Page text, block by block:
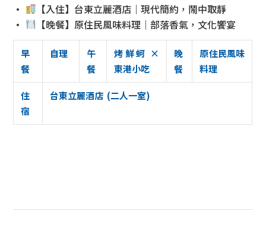
•
【入住】台東立麗酒店｜現代簡約，鬧中取靜
•
【晚餐】原住民風味料理｜部落香氣，文化饗宴
早
餐
自理
午
餐
烤鮮蚵 ×
東港小吃
晚
餐
原住民風味
料理
住
宿
台東立麗酒店 (二人一室)